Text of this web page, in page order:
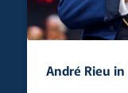
André Rieu